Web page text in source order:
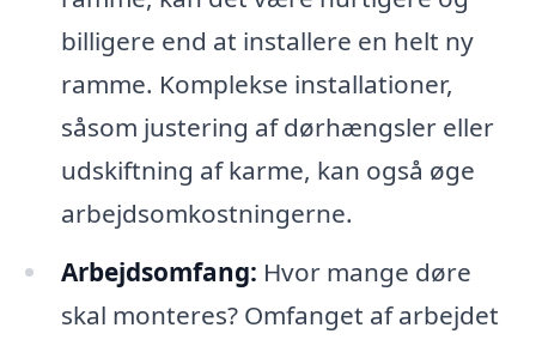
billigere end at installere en helt ny
ramme. Komplekse installationer,
såsom justering af dørhængsler eller
udskiftning af karme, kan også øge
arbejdsomkostningerne.
Arbejdsomfang: Hvor mange døre
skal monteres? Omfanget af arbejdet